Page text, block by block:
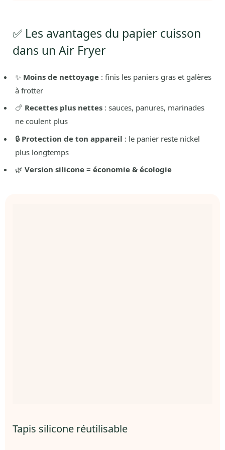
✅ Les avantages du papier cuisson
dans un Air Fryer
✨ Moins de nettoyage : finis les paniers gras et galères
à frotter
🍗 Recettes plus nettes : sauces, panures, marinades
ne coulent plus
🔒 Protection de ton appareil : le panier reste nickel
plus longtemps
🌿 Version silicone = économie & écologie
Tapis silicone réutilisable